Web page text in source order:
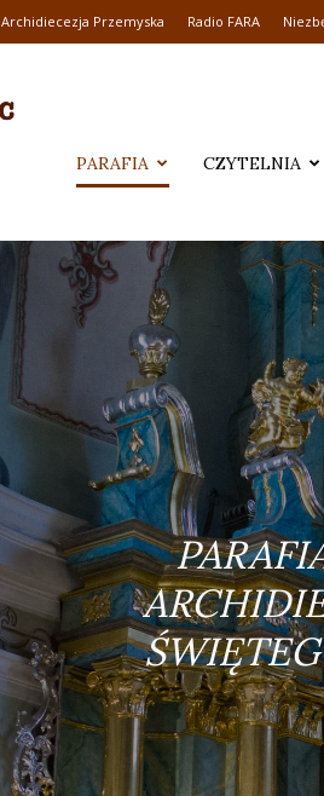
Archidiecezja Przemyska Radio FARA
Parafia
pw.
św.
Józefa
w
Tarnawcu
PARAFIA CZYTELNIA